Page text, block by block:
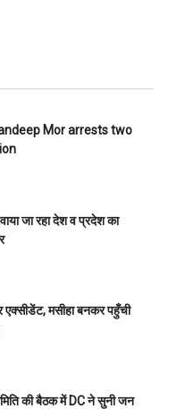
Mor arrests two
जा रहा देश व प्रदेश का
एक्सीडेंट, मसीहा बनकर पहुँची
की बैठक में DC ने सुनी जन